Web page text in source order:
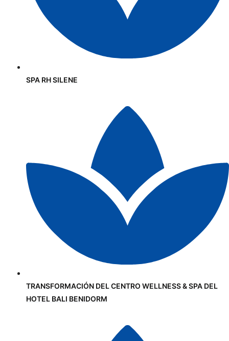
SPA RH SILENE
TRANSFORMACIÓN DEL CENTRO WELLNESS & SPA DEL
HOTEL BALI BENIDORM